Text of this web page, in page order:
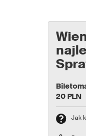
20 PLN
Jak